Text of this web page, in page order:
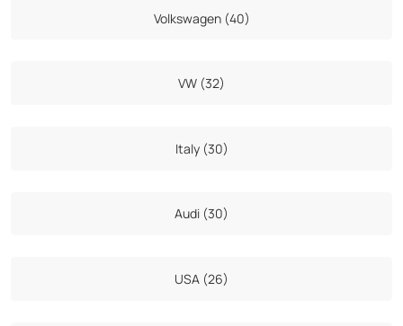
Volkswagen (40)
VW (32)
Italy (30)
Audi (30)
USA (26)